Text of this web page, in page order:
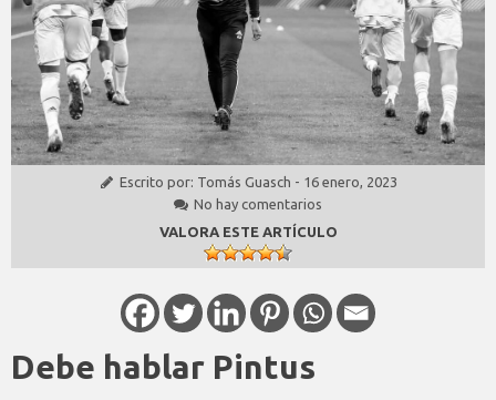
Escrito por: Tomás Guasch - 16 enero, 2023
No hay comentarios
VALORA ESTE ARTÍCULO
Debe hablar Pintus